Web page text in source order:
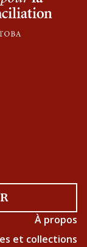
À propos
et collections